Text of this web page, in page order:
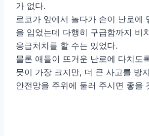
가 없다.
로코가 앞에서 놀다가 손이 난로에
을 입었는데 다행히 구급함까지 비
응급처치를 할 수는 있었다.
물론 애들이 뜨거운 난로에 다치도
못이 가장 크지만, 더 큰 사고를 방
안전망을 주위에 둘러 주시면 좋을